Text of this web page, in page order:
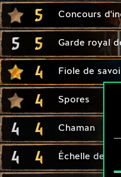
5 Concours
5 5 Garde royal
4 Fiole de
4 Spores
4 4 Chaman
4 4 Échelle de